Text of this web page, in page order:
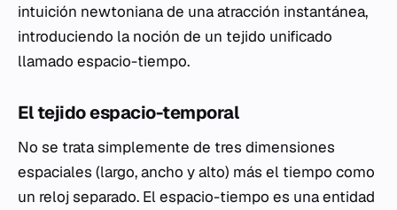
intuición newtoniana de una atracción instantánea,
introduciendo la noción de un tejido unificado
llamado espacio-tiempo.
El tejido espacio-temporal
No se trata simplemente de tres dimensiones
espaciales (largo, ancho y alto) más el tiempo como
un reloj separado. El espacio-tiempo es una entidad